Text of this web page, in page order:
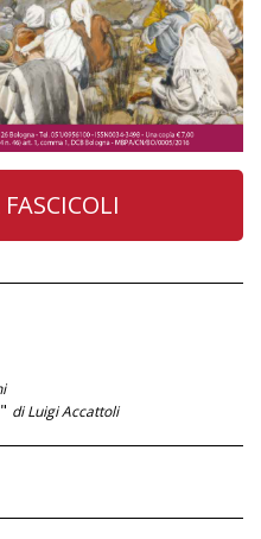
di Luigi Accattoli